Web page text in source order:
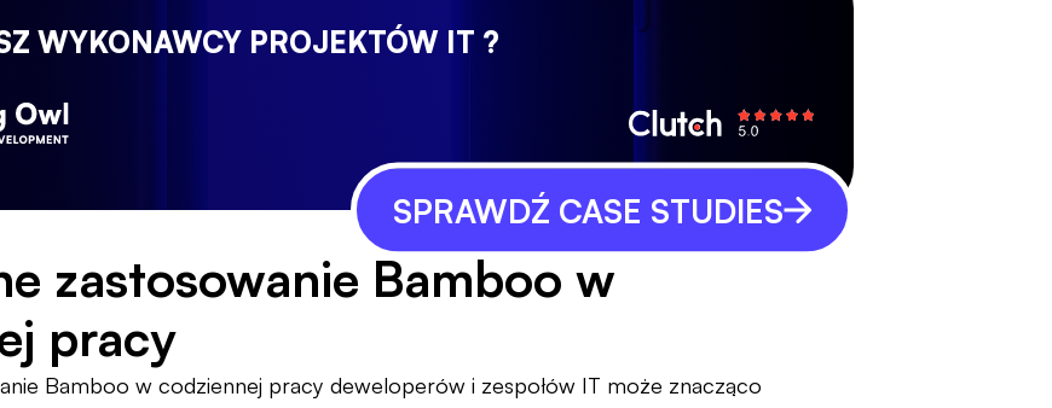
WYKONAWCY PROJEKTÓW IT ?
SPRAWDŹ CASE STUDIES
zastosowanie Bamboo w
pracy
Bamboo w codziennej pracy deweloperów i zespołów IT może znacząco